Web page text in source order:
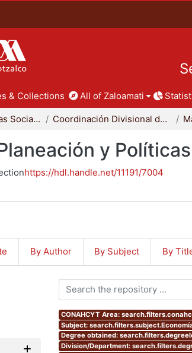
& Collections All of Zaloamati
División de Ciencias Sociales y Humanidades Coordinación Divisional de Posgrado
y
https://hdl.handle.net/11191/7004
By Author By Subject By
CONAHCYT Area:
Subject:
Degree obtained:
Division/Department: